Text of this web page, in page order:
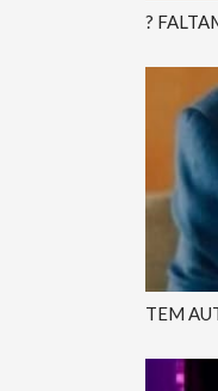
?
TEM